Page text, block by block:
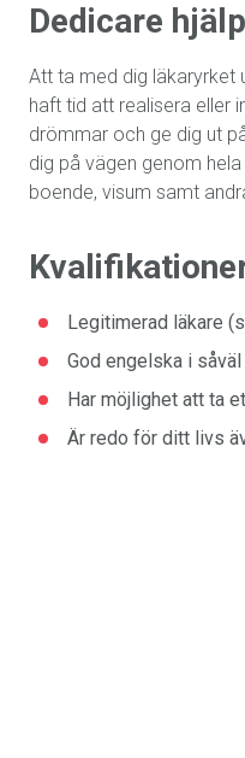
Dedicare
Att ta med dig läkaryrket
haft tid att realisera eller
drömmar och ge dig ut
dig på vägen genom
boende, visum samt
Legitimerad läkare
God engelska i
Har möjlighet att ta
Är redo för ditt livs